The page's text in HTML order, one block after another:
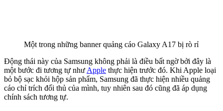
Một trong những banner quảng cáo Galaxy A17 bị rò rỉ
Động thái này của Samsung không phải là điều bất ngờ bởi đây là
một bước đi tương tự nhưApple thực hiện trước đó. Khi Apple loại
bỏ bộ sạc khỏi hộp sản phẩm, Samsung đã thực hiện nhiều quảng
cáo chỉ trích đối thủ của mình, tuy nhiên sau đó cũng đã áp dụng
chính sách tương tự.